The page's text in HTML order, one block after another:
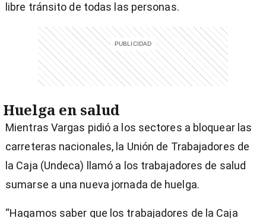
libre tránsito de todas las personas.
Huelga en salud
Mientras Vargas pidió a los sectores a bloquear las
carreteras nacionales, la Unión de Trabajadores de
la Caja (Undeca) llamó a los trabajadores de salud
sumarse a una nueva jornada de huelga.
“Hagamos saber que los trabajadores de la Caja